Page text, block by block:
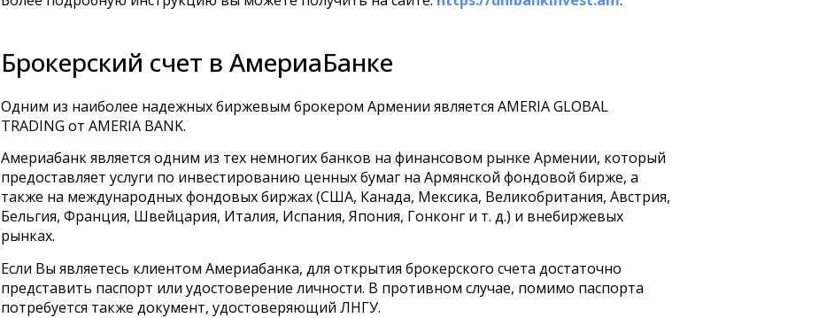
Брокерский счет в АмериаБанке
Одним из наиболее надежных биржевым брокером Армении является AMERIA GLOBAL
TRADING от AMERIA BANK.
Америабанк является одним из тех немногих банков на финансовом рынке Армении, который
предоставляет услуги по инвестированию ценных бумаг на Армянской фондовой бирже, а
также на международных фондовых биржах (США, Канада, Мексика, Великобритания, Австрия,
Бельгия, Франция, Швейцария, Италия, Испания, Япония, Гонконг и т. д.) и внебиржевых
рынках.
Если Вы являетесь клиентом Америабанка, для открытия брокерского счета достаточно
представить паспорт или удостоверение личности. В противном случае, помимо паспорта
потребуется также документ, удостоверяющий ЛНГУ.